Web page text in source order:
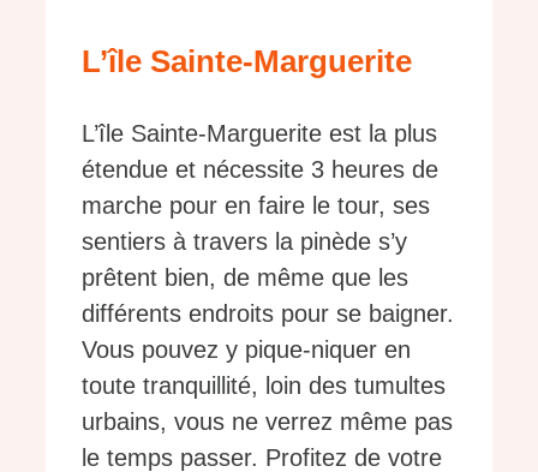
L’île Sainte-Marguerite
L’île Sainte-Marguerite est la plus
étendue et nécessite 3 heures de
marche pour en faire le tour, ses
sentiers à travers la pinède s’y
prêtent bien, de même que les
différents endroits pour se baigner.
Vous pouvez y pique-niquer en
toute tranquillité, loin des tumultes
urbains, vous ne verrez même pas
le temps passer. Profitez de votre